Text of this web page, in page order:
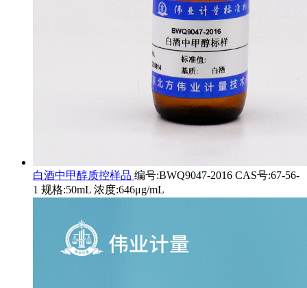
白酒中甲醇质控样品 编号:BWQ9047-2016 CAS号:67-56-
1 规格:50mL 浓度:646μg/mL